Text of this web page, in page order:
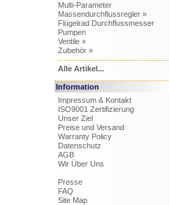
Multi-Parameter
Massendurchflussregler »
Flügelrad Durchflussmesser
Pumpen
Ventile »
Zubehör »
Alle Artikel...
Information
Impressum & Kontakt
ISO9001 Zertifizierung
Unser Ziel
Preise und Versand
Warranty Policy
Datenschutz
AGB
Wir Über Uns
Presse
FAQ
Site Map